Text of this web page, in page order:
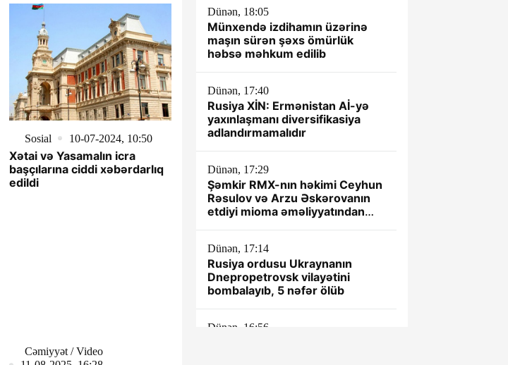
Sosial 10-07-2024, 10:50
Xətai və Yasamalın icra
başçılarına ciddi xəbərdarlıq
edildi
Cəmiyyət / Video
Dünən, 18:05
Münxendə izdihamın üzərinə
maşın sürən şəxs ömürlük
həbsə məhkum edilib
Dünən, 17:40
Rusiya XİN: Ermənistan Aİ-yə
yaxınlaşmanı diversifikasiya
adlandırmamalıdır
Dünən, 17:29
Şəmkir RMX-nın həkimi Ceyhun
Rəsulov və Arzu Əskərovanın
etdiyi mioma əməliyyatından
Dünən, 17:14
Rusiya ordusu Ukraynanın
Dnepropetrovsk vilayətini
bombalayıb, 5 nəfər ölüb
Dünən, 16:56